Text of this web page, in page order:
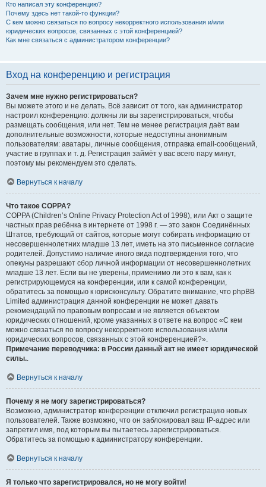
Кто написал эту конференцию?
Почему здесь нет такой-то функции?
С кем можно связаться по вопросу некорректного использования и/или
юридических вопросов, связанных с этой конференцией?
Как мне связаться с администратором конференции?
Вход на конференцию и регистрация
Зачем мне нужно регистрироваться?
Вы можете этого и не делать. Всё зависит от того, как администратор
настроил конференцию: должны ли вы зарегистрироваться, чтобы
размещать сообщения, или нет. Тем не менее регистрация даёт вам
дополнительные возможности, которые недоступны анонимным
пользователям: аватары, личные сообщения, отправка email-сообщений,
участие в группах и т. д. Регистрация займёт у вас всего пару минут,
поэтому мы рекомендуем это сделать.
Вернуться к началу
Что такое COPPA?
COPPA (Children’s Online Privacy Protection Act of 1998), или Акт о защите
частных прав ребёнка в интернете от 1998 г. — это закон Соединённых
Штатов, требующий от сайтов, которые могут собирать информацию от
несовершеннолетних младше 13 лет, иметь на это письменное согласие
родителей. Допустимо наличие иного вида подтверждения того, что
опекуны разрешают сбор личной информации от несовершеннолетних
младше 13 лет. Если вы не уверены, применимо ли это к вам, как к
регистрирующемуся на конференции, или к самой конференции,
обратитесь за помощью к юрисконсульту. Обратите внимание, что phpBB
Limited администрация данной конференции не может давать
рекомендаций по правовым вопросам и не является объектом
юридических отношений, кроме указанных в ответе на вопрос «С кем
можно связаться по вопросу некорректного использования и/или
юридических вопросов, связанных с этой конференцией?».
Примечание переводчика: в России данный акт не имеет юридической
силы..
Вернуться к началу
Почему я не могу зарегистрироваться?
Возможно, администратор конференции отключил регистрацию новых
пользователей. Также возможно, что он заблокировал ваш IP-адрес или
запретил имя, под которым вы пытаетесь зарегистрироваться.
Обратитесь за помощью к администратору конференции.
Вернуться к началу
Я только что зарегистрировался, но не могу войти!